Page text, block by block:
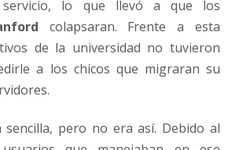
servicio, lo que llevó a que los
colapsaran. Frente a esta
de la universidad no tuvieron
a los chicos que migraran su
sencilla, pero no era así. Debido al